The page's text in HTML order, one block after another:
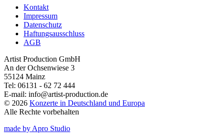
Kontakt
Impressum
Datenschutz
Haftungsausschluss
AGB
Artist Production GmbH
An der Ochsenwiese 3
55124 Mainz
Tel: 06131 - 62 72 444
E-mail: info@artist-production.de
© 2026 Konzerte in Deutschland und Europa
Alle Rechte vorbehalten
made by Apro Studio